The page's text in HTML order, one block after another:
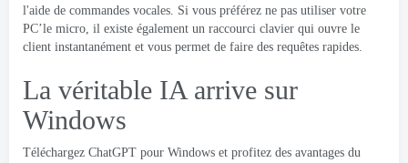
l'aide de commandes vocales. Si vous préférez ne pas utiliser votre
PC’le micro, il existe également un raccourci clavier qui ouvre le
client instantanément et vous permet de faire des requêtes rapides.
La véritable IA arrive sur
Windows
Téléchargez ChatGPT pour Windows et profitez des avantages du